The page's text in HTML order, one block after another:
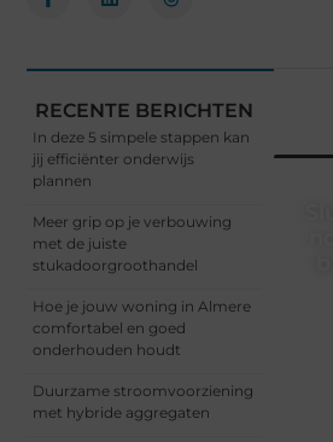
RECENTE BERICHTEN
In deze 5 simpele stappen kan
jij efficiënter onderwijs
plannen
Meer grip op je verbouwing
met de juiste
stukadoorgroothandel
Hoe je jouw woning in Almere
comfortabel en goed
onderhouden houdt
Duurzame stroomvoorziening
met hybride aggregaten